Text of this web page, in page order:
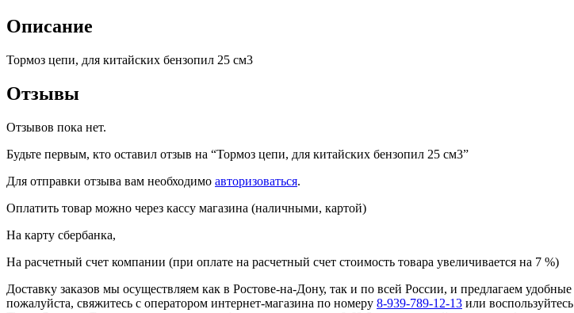
Описание
Тормоз цепи, для китайских бензопил 25 см3
Отзывы
Отзывов пока нет.
Будьте первым, кто оставил отзыв на “Тормоз цепи, для китайских бензопил 25 см3”
Для отправки отзыва вам необходимо авторизоваться.
Оплатить товар можно через кассу магазина (наличными, картой)
На карту сбербанка,
На расчетный счет компании (при оплате на расчетный счет стоимость товара увеличивается на 7 %)
Доставку заказов мы осуществляем как в Ростове-на-Дону, так и по всей России, и предлагаем
пожалуйста, свяжитесь с оператором интернет-магазина по номеру 8-939-789-12-13 или